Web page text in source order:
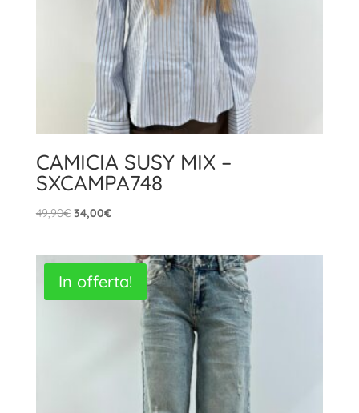
CAMICIA SUSY MIX –
SXCAMPA748
49,90€ Il
era:
49,90€.
34,00€Il
è:
34,00€.
In offerta!